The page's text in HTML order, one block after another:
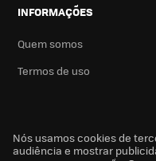
INFORMAÇÕES
Quem somos
Termos de uso
Nós usamos cookies de
audiência e mostrar